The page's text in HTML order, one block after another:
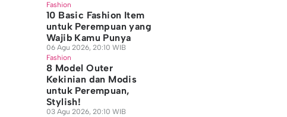
Fashion
10 Basic Fashion Item
untuk Perempuan yang
Wajib Kamu Punya
06 Agu 2026, 20:10 WIB
Fashion
8 Model Outer
Kekinian dan Modis
untuk Perempuan,
Stylish!
03 Agu 2026, 20:10 WIB